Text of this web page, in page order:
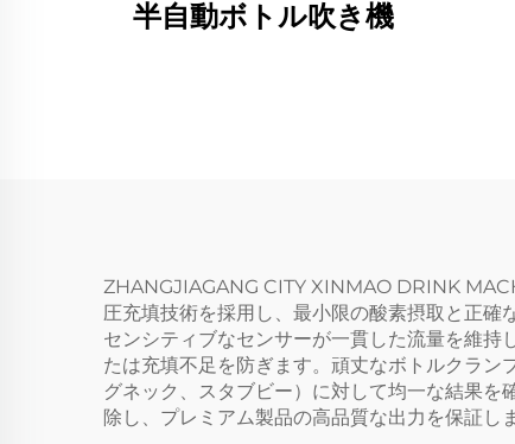
半自動ボトル吹き機
ZHANGJIAGANG CITY XINMAO DRINK
圧充填技術を採用し、最小限の酸素摂取と正確
センシティブなセンサーが一貫した流量を維持
たは充填不足を防ぎます。頑丈なボトルクラ
グネック、スタブビー）に対して均一な結果
除し、プレミアム製品の高品質な出力を保証しま